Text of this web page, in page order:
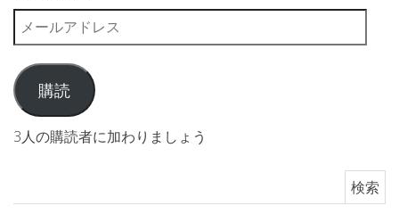
メールアドレス
購読
3人の購読者に加わりましょう